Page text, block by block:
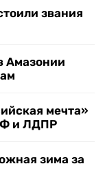
звания
Амазонии
мечта»
и ЛДПР
зима за